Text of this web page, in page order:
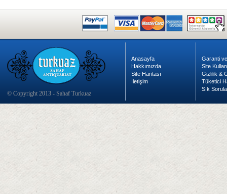
© Copyright 2013 - Sahaf Turkuaz
Anasayfa
Hakkımızda
Site Haritası
İletişim
Garanti
Site
Gizlilik &
Tüketici
Sık